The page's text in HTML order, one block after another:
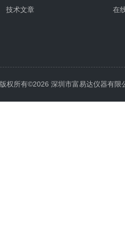
技术文章
在
版权所有©2026 深圳市富易达仪器有